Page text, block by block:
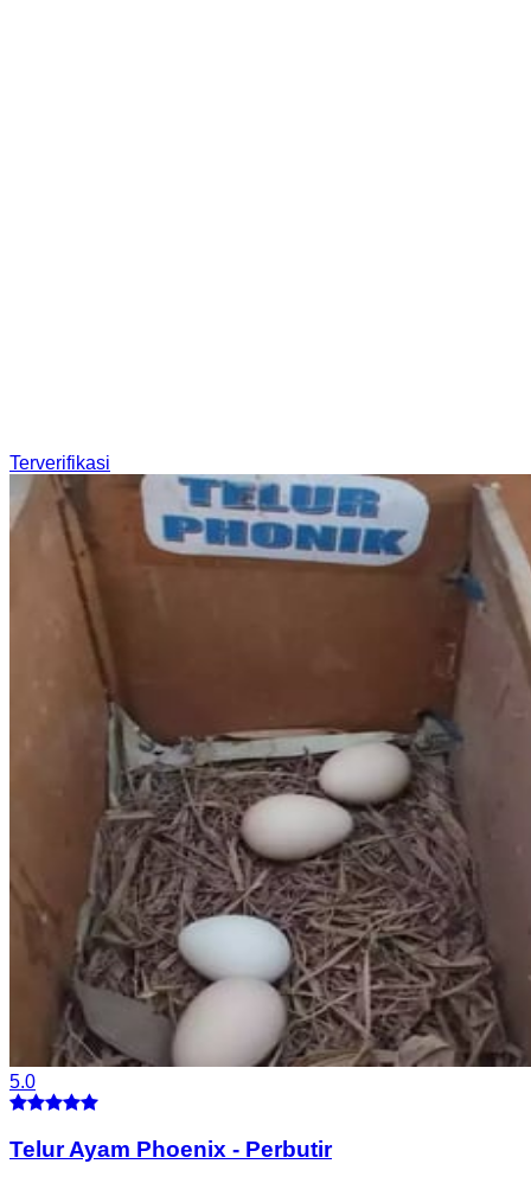
Terverifikasi
5.0
Telur Ayam Phoenix - Perbutir